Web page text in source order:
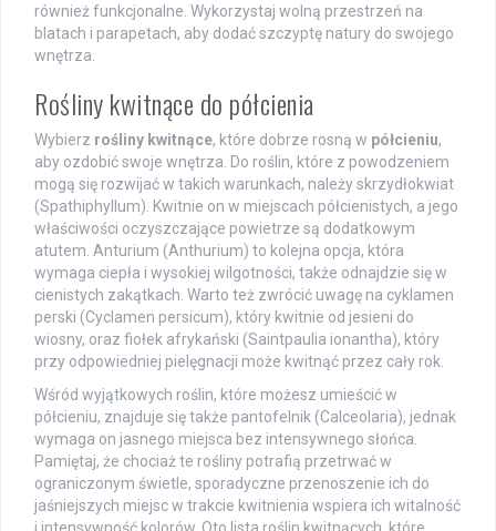
również funkcjonalne. Wykorzystaj wolną przestrzeń na
blatach i parapetach, aby dodać szczyptę natury do swojego
wnętrza.
Rośliny kwitnące do półcienia
Wybierz rośliny kwitnące, które dobrze rosną w półcieniu,
aby ozdobić swoje wnętrza. Do roślin, które z powodzeniem
mogą się rozwijać w takich warunkach, należy skrzydłokwiat
(Spathiphyllum). Kwitnie on w miejscach półcienistych, a jego
właściwości oczyszczające powietrze są dodatkowym
atutem. Anturium (Anthurium) to kolejna opcja, która
wymaga ciepła i wysokiej wilgotności, także odnajdzie się w
cienistych zakątkach. Warto też zwrócić uwagę na cyklamen
perski (Cyclamen persicum), który kwitnie od jesieni do
wiosny, oraz fiołek afrykański (Saintpaulia ionantha), który
przy odpowiedniej pielęgnacji może kwitnąć przez cały rok.
Wśród wyjątkowych roślin, które możesz umieścić w
półcieniu, znajduje się także pantofelnik (Calceolaria), jednak
wymaga on jasnego miejsca bez intensywnego słońca.
Pamiętaj, że chociaż te rośliny potrafią przetrwać w
ograniczonym świetle, sporadyczne przenoszenie ich do
jaśniejszych miejsc w trakcie kwitnienia wspiera ich witalność